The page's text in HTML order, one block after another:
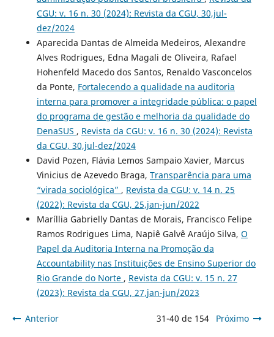
CGU: v. 16 n. 30 (2024): Revista da CGU, 30,jul-
dez/2024
Aparecida Dantas de Almeida Medeiros, Alexandre
Alves Rodrigues, Edna Magali de Oliveira, Rafael
Hohenfeld Macedo dos Santos, Renaldo Vasconcelos
da Ponte, Fortalecendo a qualidade na auditoria
interna para promover a integridade pública: o papel
do programa de gestão e melhoria da qualidade do
DenaSUS , Revista da CGU: v. 16 n. 30 (2024): Revista
da CGU, 30,jul-dez/2024
David Pozen, Flávia Lemos Sampaio Xavier, Marcus
Vinicius de Azevedo Braga, Transparência para uma
“virada sociológica” , Revista da CGU: v. 14 n. 25
(2022): Revista da CGU, 25,jan-jun/2022
Maríllia Gabrielly Dantas de Morais, Francisco Felipe
Ramos Rodrigues Lima, Napiê Galvê Araújo Silva, O
Papel da Auditoria Interna na Promoção da
Accountability nas Instituições de Ensino Superior do
Rio Grande do Norte , Revista da CGU: v. 15 n. 27
(2023): Revista da CGU, 27,jan-jun/2023
Anterior 31-40 de 154 Próximo